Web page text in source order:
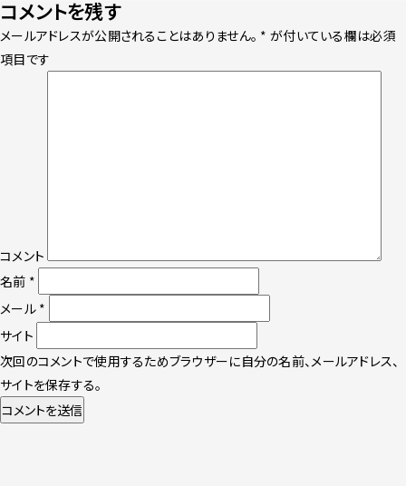
on
size
コメントを残す
メールアドレスが公開されることはありません。 * が付いている欄は必須
項目です
コメント
名前 *
メール *
サイト
次回のコメントで使用するためブラウザーに自分の名前、メールアドレス、
サイトを保存する。